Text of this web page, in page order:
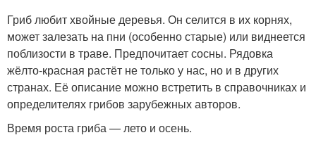
Гриб любит хвойные деревья. Он селится в их корнях,
может залезать на пни (особенно старые) или виднеется
поблизости в траве. Предпочитает сосны. Рядовка
жёлто-красная растёт не только у нас, но и в других
странах. Её описание можно встретить в справочниках и
определителях грибов зарубежных авторов.
Время роста гриба — лето и осень.